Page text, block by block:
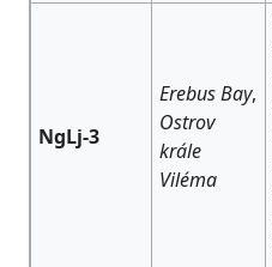
NgLj-3
Erebus Bay,
Ostrov
krále
Viléma